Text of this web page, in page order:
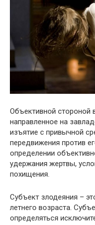
Объективной стороной
направленное на
изъятие с привычной
передвижения против
определении
удержания жертвы,
похищения.
Субъект злодеяния –
летнего возраста.
определяться